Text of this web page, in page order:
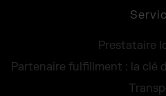
Prestataire
Partenaire fulfillment : la clé